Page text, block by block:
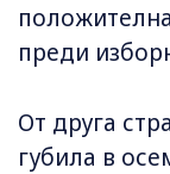
преди
От друга
губила в